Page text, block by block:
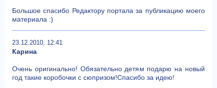
Большое спасибо Редактору портала за публикацию моего
материала :)
23.12.2010, 12:41
Карина
Очень оригинально! Обязательно детям подарю на новый
год такие коробочки с сюпризом!Спасибо за идею!